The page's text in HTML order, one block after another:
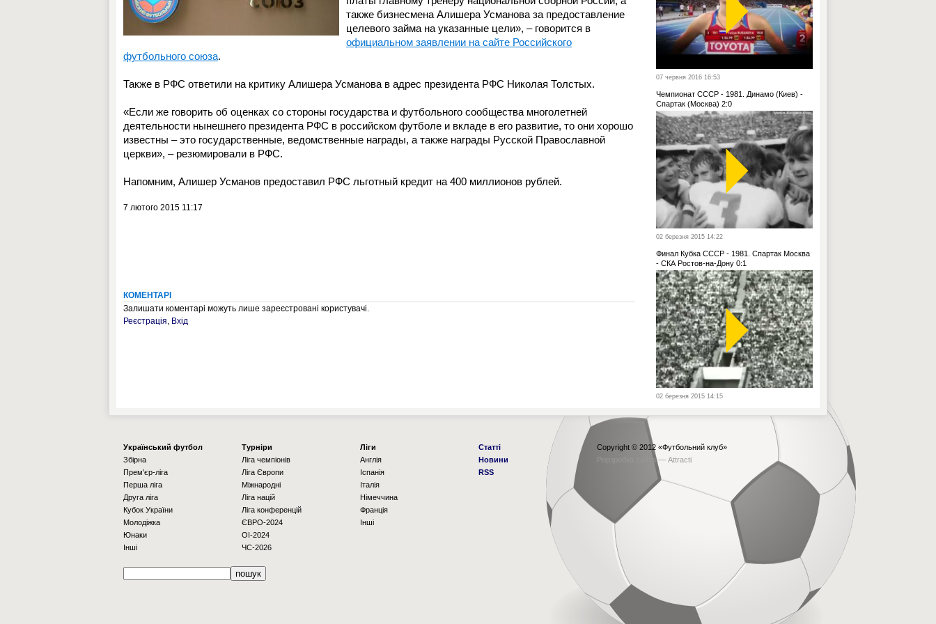
также бизнесмена Алишера Усманова за предоставление
целевого займа на указанные цели», – говорится в
официальном заявлении на сайте Российского
футбольного союза.
Также в РФС ответили на критику Алишера Усманова в адрес президента РФС Николая Толстых.
«Если же говорить об оценках со стороны государства и футбольного сообщества многолетней
деятельности нынешнего президента РФС в российском футболе и вкладе в его развитие, то они хорошо
известны – это государственные, ведомственные награды, а также награды Русской Православной
церкви», – резюмировали в РФС.
Напомним, Алишер Усманов предоставил РФС льготный кредит на 400 миллионов рублей.
7 лютого 2015 11:17
КОМЕНТАРІ
Залишати коментарі можуть лише зареєстровані користувачі.
Реєстрація, Вхід
07 червня 2016 16:53
Чемпионат СССР - 1981. Динамо (Киев) -
Спартак (Москва) 2:0
02 березня 2015 14:22
Финал Кубка СССР - 1981. Спартак Москва
- СКА Ростов-на-Дону 0:1
02 березня 2015 14:15
Українcький футбол
Збірна
Прем'єр-ліга
Перша ліга
Друга ліга
Кубок України
Молодіжка
Юнаки
Інші
Турніри
Ліга чемпіонів
Ліга Європи
Міжнародні
Ліга націй
Ліга конференцій
ЄВРО-2024
OI-2024
ЧС-2026
Ліги
Англія
Іспанія
Італія
Німеччина
Франція
Інші
Статті
Новини
RSS
Copyright © 2012 «Футбольний клуб»
Рорзробка сайта — Attracti